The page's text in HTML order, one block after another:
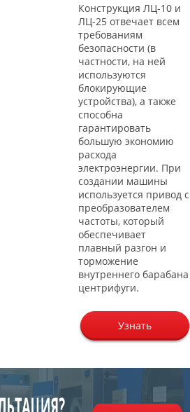
Конструкция ЛЦ-10 и
ЛЦ-25 отвечает всем
требованиям
безопасности (в
частности, на ней
используются
блокирующие
устройства), а также
способна
гарантировать
большую экономию
расхода
электроэнергии. При
создании машины
используется привод с
преобразователем
частоты, который
обеспечивает
плавный разгон и
торможение
внутреннего барабана
центрифуги.
Узнать